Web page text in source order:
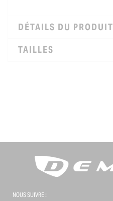
DÉTAILS DU PRODUIT
TAILLES
NOUS SUIVRE :